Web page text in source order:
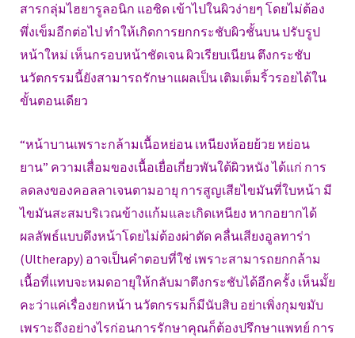
สารกลุ่มไฮยารูลอนิก แอซิด เข้าไปในผิวง่ายๆ โดยไม่ต้อง
พึ่งเข็มอีกต่อไป ทำให้เกิดการยกกระชับผิวชั้นบน ปรับรูป
หน้าใหม่ เห็นกรอบหน้าชัดเจน ผิวเรียบเนียน ตึงกระชับ
นวัตกรรมนี้ยังสามารถรักษาแผลเป็น เติมเต็มริ้วรอยได้ใน
ขั้นตอนเดียว
“หน้าบานเพราะกล้ามเนื้อหย่อน เหนียงห้อยย้วย หย่อน
ยาน” ความเสื่อมของเนื้อเยื่อเกี่ยวพันใต้ผิวหนัง ได้แก่ การ
ลดลงของคอลลาเจนตามอายุ การสูญเสียไขมันที่ใบหน้า มี
ไขมันสะสมบริเวณข้างแก้มและเกิดเหนียง หากอยากได้
ผลลัพธ์แบบดึงหน้าโดยไม่ต้องผ่าตัด คลื่นเสียงอูลทาร่า
(Ultherapy) อาจเป็นคำตอบที่ใช่ เพราะสามารถยกกล้าม
เนื้อที่แทบจะหมดอายุให้กลับมาตึงกระชับได้อีกครั้ง เห็นมั้ย
คะว่าแค่เรื่องยกหน้า นวัตกรรมก็มีนับสิบ อย่าเพิ่งกุมขมับ
เพราะถึงอย่างไรก่อนการรักษาคุณก็ต้องปรึกษาแพทย์ การ